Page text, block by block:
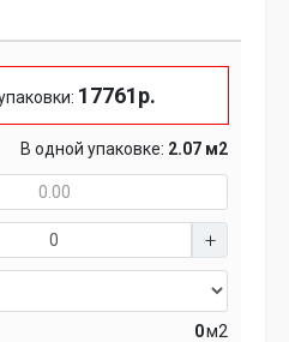
17761р.
В одной упаковке: 2.07 м2
м2